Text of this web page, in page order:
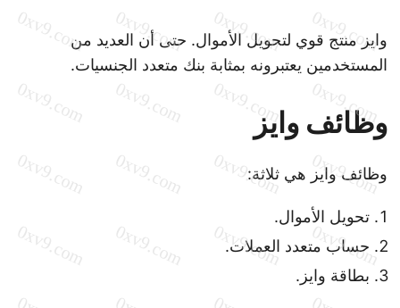
وايز منتج قوي لتحويل الأموال. حتى أن العديد من
المستخدمين يعتبرونه بمثابة بنك متعدد الجنسيات.
وظائف وايز
وظائف وايز هي ثلاثة:
تحويل الأموال.
حساب متعدد العملات.
بطاقة وايز.